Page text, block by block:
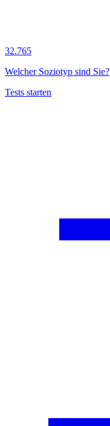
32.765
Welcher Soziotyp sind Sie?
Tests starten